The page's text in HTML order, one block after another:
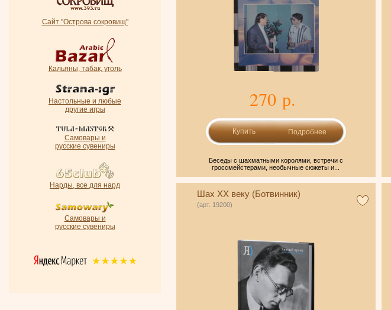
270 р.
Подробнее
Беседы с шахматными королями, встречи с
гроссмейстерами, необычные сюжеты и...
Шах ХХ веку (Ботвинник)
(арт. 19200)
Сайт "Острова сокровищ"
Кальяны, табак, уголь
Настольные и любые
другие игры
Самовары и
русские сувениры
Нарды, все для нард
Самовары и
русские сувениры